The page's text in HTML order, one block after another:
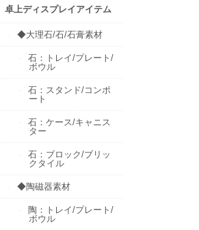
卓上ディスプレイアイテム
◆大理石/石/石膏素材
石：トレイ/プレート/
ボウル
石：スタンド/コンポ
ート
石：ケース/キャニス
ター
石：ブロック/ブリッ
クタイル
◆陶磁器素材
陶：トレイ/プレート/
ボウル